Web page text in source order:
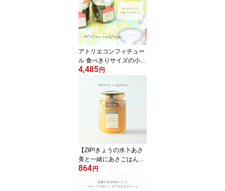
アトリエコンフィチュー
ル 食べきりサイズの小瓶
9本セット_各30g☆果実
フト 内祝 小分け 個包装
誕生日 お中元 手土産
挨拶 メッセージカード
【送料無料】
4,485円
【ZIP!きょうの水卜あさ
美と一緒にあさごはんで
紹介されました】アトリ
の黄金パインジャム 150
864円